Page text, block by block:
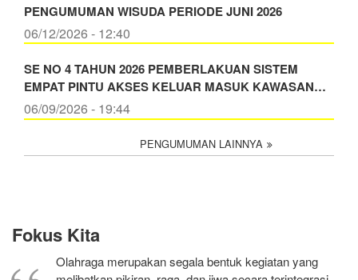
PENGUMUMAN WISUDA PERIODE JUNI 2026
06/12/2026 - 12:40
SE NO 4 TAHUN 2026 PEMBERLAKUAN SISTEM
EMPAT PINTU AKSES KELUAR MASUK KAWASAN…
06/09/2026 - 19:44
PENGUMUMAN LAINNYA
Fokus Kita
Olahraga merupakan segala bentuk kegiatan yang